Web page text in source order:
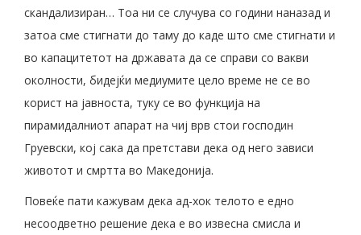
скандализиран… Тоа ни се случува со години наназад и
затоа сме стигнати до таму до каде што сме стигнати и
во капацитетот на државата да се справи со вакви
околности, бидејќи медиумите цело време не се во
корист на јавноста, туку се во функција на
пирамидалниот апарат на чиј врв стои господин
Груевски, кој сака да претстави дека од него зависи
животот и смртта во Македонија.
Повеќе пати кажувам дека ад-хок телото е едно
несоодветно решение дека е во извесна смисла и